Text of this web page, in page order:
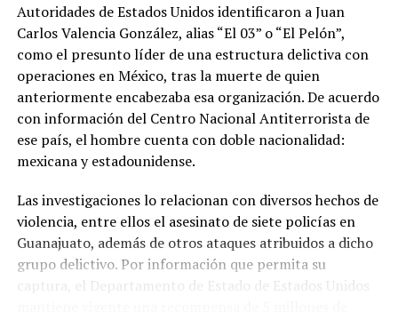
Autoridades de Estados Unidos identificaron a Juan
Carlos Valencia González, alias “El 03” o “El Pelón”,
como el presunto líder de una estructura delictiva con
operaciones en México, tras la muerte de quien
anteriormente encabezaba esa organización. De acuerdo
con información del Centro Nacional Antiterrorista de
ese país, el hombre cuenta con doble nacionalidad:
mexicana y estadounidense.
Las investigaciones lo relacionan con diversos hechos de
violencia, entre ellos el asesinato de siete policías en
Guanajuato, además de otros ataques atribuidos a dicho
grupo delictivo. Por información que permita su
captura, el Departamento de Estado de Estados Unidos